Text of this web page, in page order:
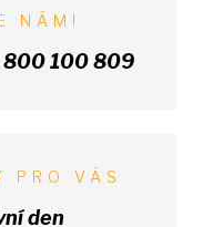
NÁM!
800 100 809
PRO VÁS
den